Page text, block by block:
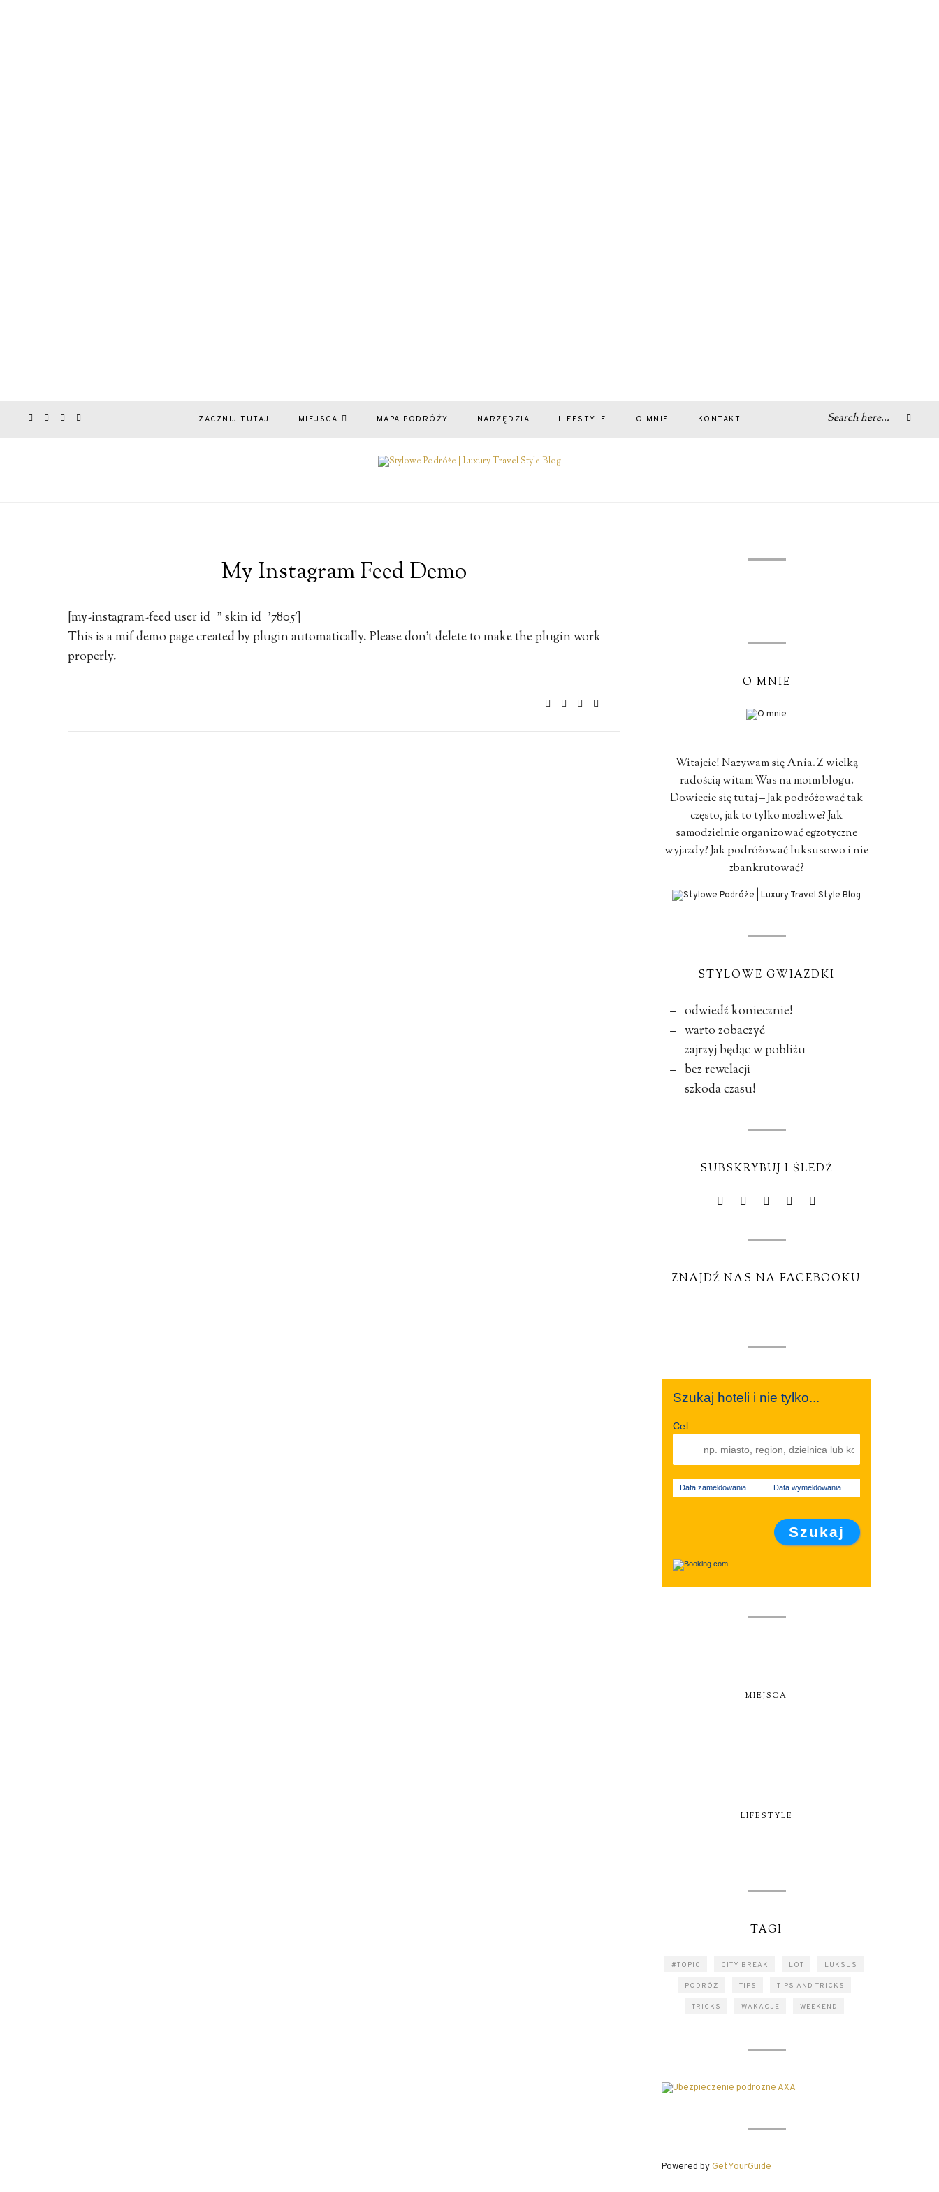
ZACZNIJ TUTAJ MIEJSCA MAPA PODRÓŻY NARZĘDZIA LIFESTYLE O MNIE KONTAKT
My Instagram Feed Demo
[my-instagram-feed user_id=” skin_id=’7805′]
This is a mif demo page created by plugin automatically. Please don’t delete to make the plugin work
properly.
O MNIE
Witajcie! Nazywam się Ania. Z wielką
radością witam Was na moim blogu.
Dowiecie się tutaj – Jak podróżować tak
często, jak to tylko możliwe? Jak
samodzielnie organizować egzotyczne
wyjazdy? Jak podróżować luksusowo i nie
zbankrutować?
STYLOWE GWIAZDKI
– odwiedź koniecznie!
– warto zobaczyć
– zajrzyj będąc w pobliżu
– bez rewelacji
– szkoda czasu!
SUBSKRYBUJ I ŚLEDŹ
ZNAJDŹ NAS NA FACEBOOKU
Szukaj hoteli i nie tylko...
Cel
Data zameldowania Data wymeldowania
MIEJSCA
LIFESTYLE
TAGI
#TOP10 CITY BREAK LOT LUKSUS
PODRÓŻ TIPS TIPS AND TRICKS
TRICKS WAKACJE WEEKEND
Powered byGetYourGuide